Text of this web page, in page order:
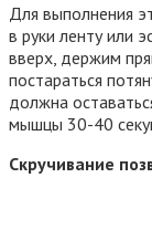
Для выполнения
в руки ленту или
вверх, держим
постараться
должна
мышцы 30-40
Скручивание